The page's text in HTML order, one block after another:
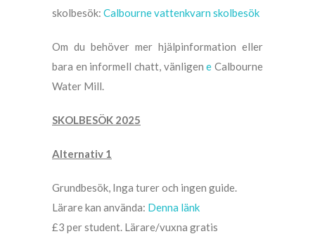
skolbesök: Calbourne vattenkvarn skolbesök
Om du behöver mer hjälpinformation eller
bara en informell chatt, vänligene Calbourne
Water Mill.
SKOLBESÖK 2025
Alternativ 1
Grundbesök, Inga turer och ingen guide.
Lärare kan använda: Denna länk
£3 per student. Lärare/vuxna gratis